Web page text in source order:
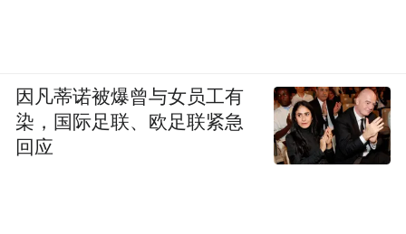
因凡蒂诺被爆曾与女员工有
染，国际足联、欧足联紧急
回应